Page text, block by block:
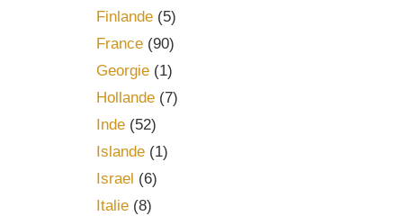
Finlande(5)
France(90)
Georgie(1)
Hollande(7)
Inde(52)
Islande(1)
Israel (6)
Italie(8)